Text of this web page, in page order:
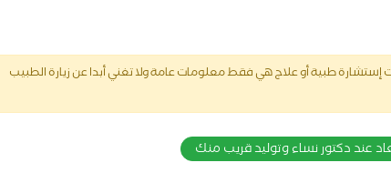
طبية أو علاج هي فقط معلومات عامة ولا تغني أبدا عن زيارة الطبيب
عند دكتور نساء وتوليد قريب منك